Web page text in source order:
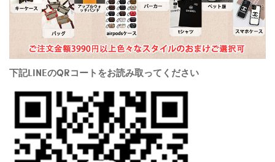
下記LINEのQRコートをお読み取ってください